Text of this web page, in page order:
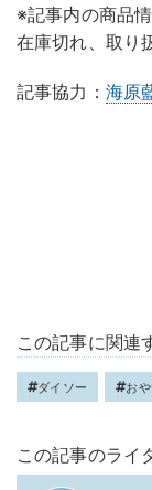
※記事内の商品
在庫切れ、取り
記事協力： 海原
この記事に関連
ダイソー お
この記事のライ